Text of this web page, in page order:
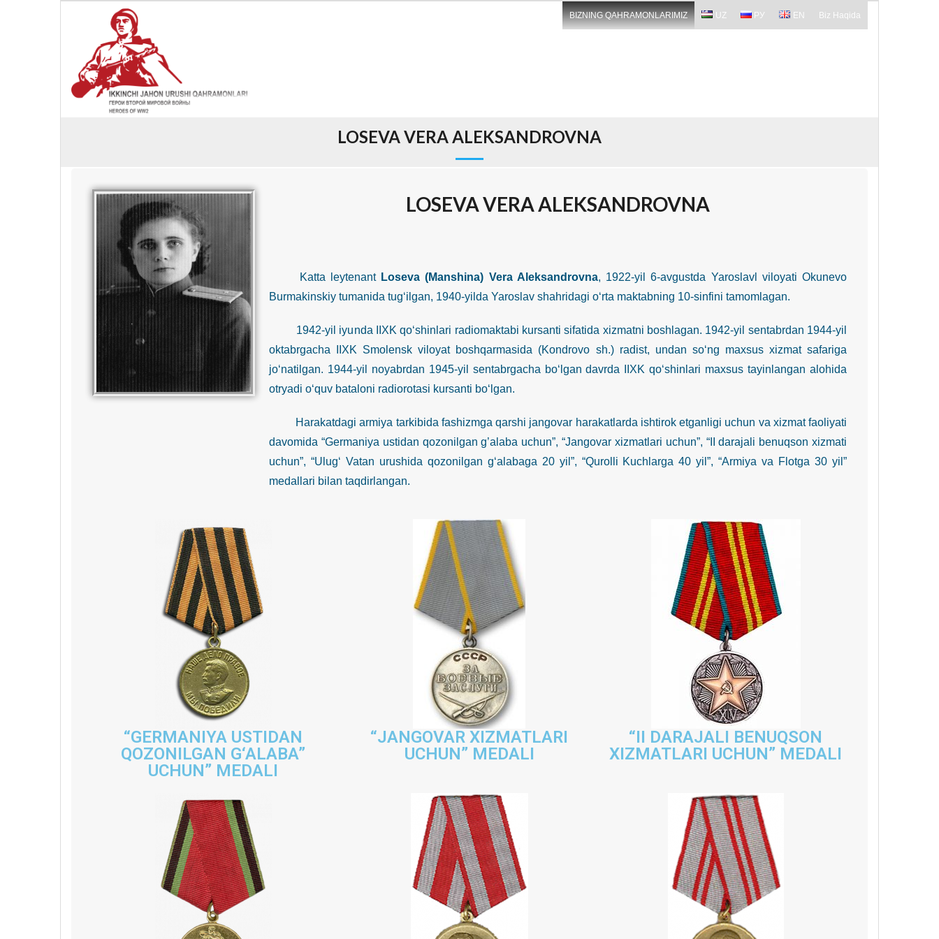
BIZNING QAHRAMONLARIMIZ UZ РУ EN Biz Haqida
LOSEVA VERA ALEKSANDROVNA
LOSEVA VERA ALEKSANDROVNA
Katta leytenantLoseva (Manshina) Vera Aleksandrovna, 1922-yil 6-avgustda Yaroslavl viloyati Okunevo
Burmakinskiy tumanida tug‘ilgan, 1940-yilda Yaroslav shahridagi o‘rta maktabning 10-sinfini tamomlagan.
1942-yil iyunda IIXK qo‘shinlari radiomaktabi kursanti sifatida xizmatni boshlagan. 1942-yil sentabrdan 1944-yil
oktabrgacha IIXK Smolensk viloyat boshqarmasida (Kondrovo sh.) radist, undan so‘ng maxsus xizmat safariga
jo‘natilgan. 1944-yil noyabrdan 1945-yil sentabrgacha bo‘lgan davrda IIXK qo‘shinlari maxsus tayinlangan alohida
otryadi o‘quv bataloni radiorotasi kursanti bo‘lgan.
Harakatdagi armiya tarkibida fashizmga qarshi jangovar harakatlarda ishtirok etganligi uchun va xizmat faoliyati
davomida “Germaniya ustidan qozonilgan g’alaba uchun”, “Jangovar xizmatlari uchun”, “II darajali benuqson xizmati
uchun”, “Ulug‘ Vatan urushida qozonilgan g‘alabaga 20 yil”, “Qurolli Kuchlarga 40 yil”, “Armiya va Flotga 30 yil”
medallari bilan taqdirlangan.
“GERMANIYA USTIDAN
QOZONILGAN G‘ALABA”
UCHUN” MEDALI
“JANGOVAR XIZMATLARI
UCHUN” MEDALI
“II DARAJALI BENUQSON
XIZMATLARI UCHUN” MEDALI